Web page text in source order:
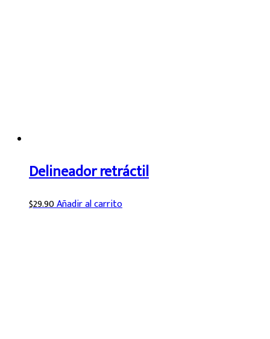
Delineador retráctil
$29.90Añadir al carrito